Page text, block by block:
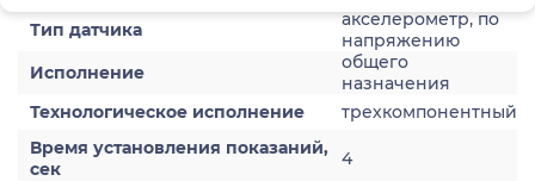
Тип датчика
акселерометр, по
напряжению
Исполнение
общего
назначения
Технологическое исполнение
трехкомпонентный
Время установления показаний,
сек
4